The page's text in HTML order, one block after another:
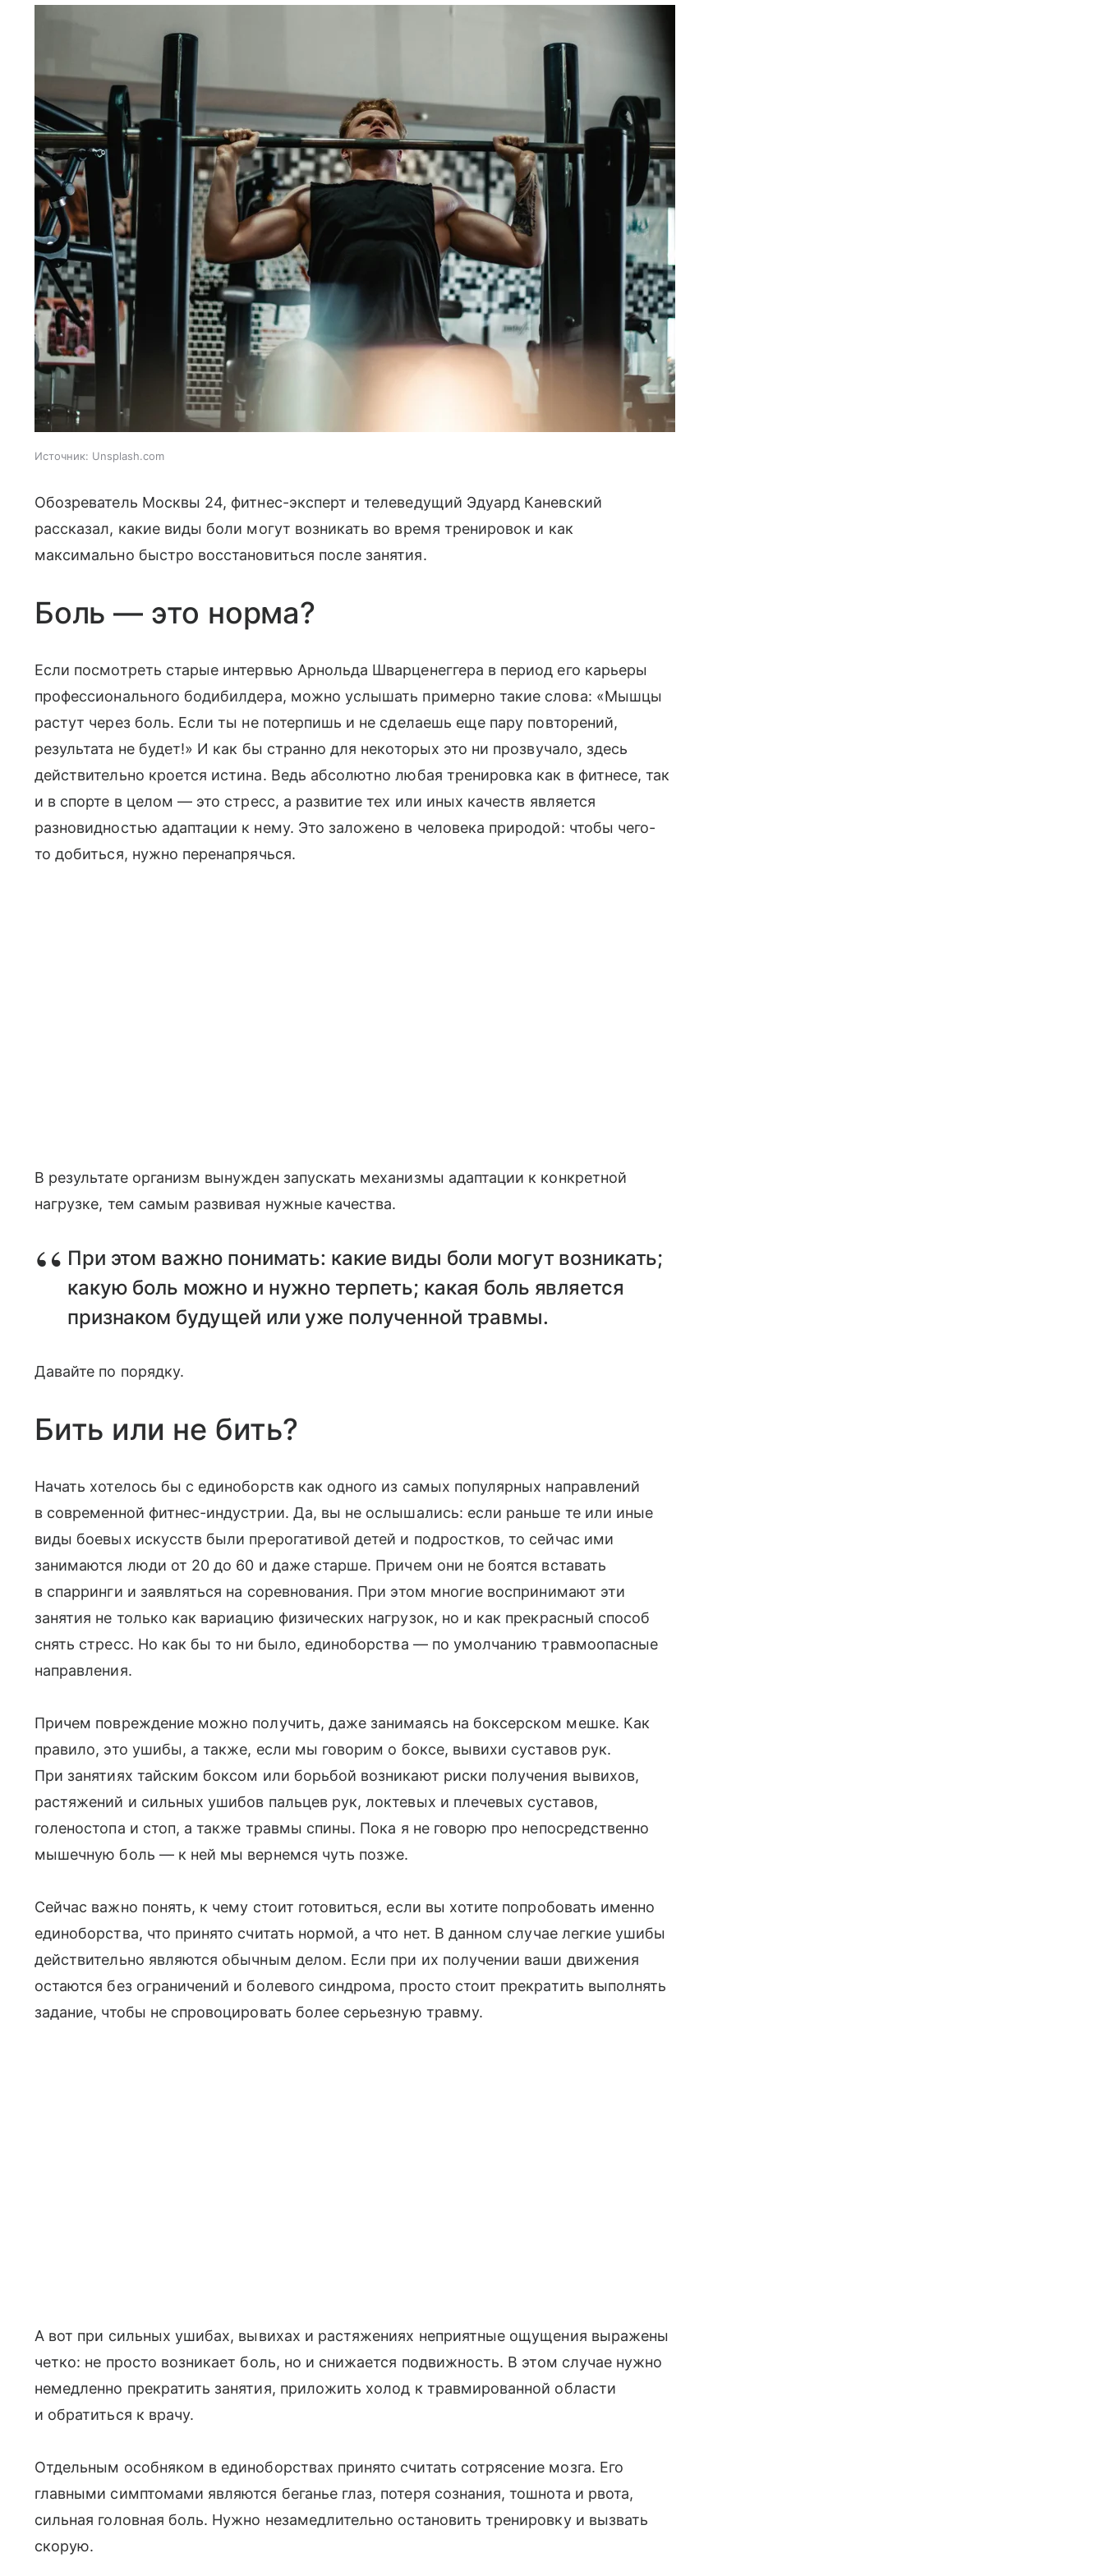
Источник: Unsplash.com
Обозреватель Москвы 24, фитнес-эксперт и телеведущий Эдуард Каневский
рассказал, какие виды боли могут возникать во время тренировок и как
максимально быстро восстановиться после занятия.
Боль — это норма?
Если посмотреть старые интервью Арнольда Шварценеггера в период его карьеры
профессионального бодибилдера, можно услышать примерно такие слова: «Мышцы
растут через боль. Если ты не потерпишь и не сделаешь еще пару повторений,
результата не будет!» И как бы странно для некоторых это ни прозвучало, здесь
действительно кроется истина. Ведь абсолютно любая тренировка как в фитнесе, так
и в спорте в целом — это стресс, а развитие тех или иных качеств является
разновидностью адаптации к нему. Это заложено в человека природой: чтобы чего-
то добиться, нужно перенапрячься.
В результате организм вынужден запускать механизмы адаптации к конкретной
нагрузке, тем самым развивая нужные качества.
При этом важно понимать: какие виды боли могут возникать;
какую боль можно и нужно терпеть; какая боль является
признаком будущей или уже полученной травмы.
Давайте по порядку.
Бить или не бить?
Начать хотелось бы с единоборств как одного из самых популярных направлений
в современной фитнес-индустрии. Да, вы не ослышались: если раньше те или иные
виды боевых искусств были прерогативой детей и подростков, то сейчас ими
занимаются люди от 20 до 60 и даже старше. Причем они не боятся вставать
в спарринги и заявляться на соревнования. При этом многие воспринимают эти
занятия не только как вариацию физических нагрузок, но и как прекрасный способ
снять стресс. Но как бы то ни было, единоборства — по умолчанию травмоопасные
направления.
Причем повреждение можно получить, даже занимаясь на боксерском мешке. Как
правило, это ушибы, а также, если мы говорим о боксе, вывихи суставов рук.
При занятиях тайским боксом или борьбой возникают риски получения вывихов,
растяжений и сильных ушибов пальцев рук, локтевых и плечевых суставов,
голеностопа и стоп, а также травмы спины. Пока я не говорю про непосредственно
мышечную боль — к ней мы вернемся чуть позже.
Сейчас важно понять, к чему стоит готовиться, если вы хотите попробовать именно
единоборства, что принято считать нормой, а что нет. В данном случае легкие ушибы
действительно являются обычным делом. Если при их получении ваши движения
остаются без ограничений и болевого синдрома, просто стоит прекратить выполнять
задание, чтобы не спровоцировать более серьезную травму.
А вот при сильных ушибах, вывихах и растяжениях неприятные ощущения выражены
четко: не просто возникает боль, но и снижается подвижность. В этом случае нужно
немедленно прекратить занятия, приложить холод к травмированной области
и обратиться к врачу.
Отдельным особняком в единоборствах принято считать сотрясение мозга. Его
главными симптомами являются беганье глаз, потеря сознания, тошнота и рвота,
сильная головная боль. Нужно незамедлительно остановить тренировку и вызвать
скорую.